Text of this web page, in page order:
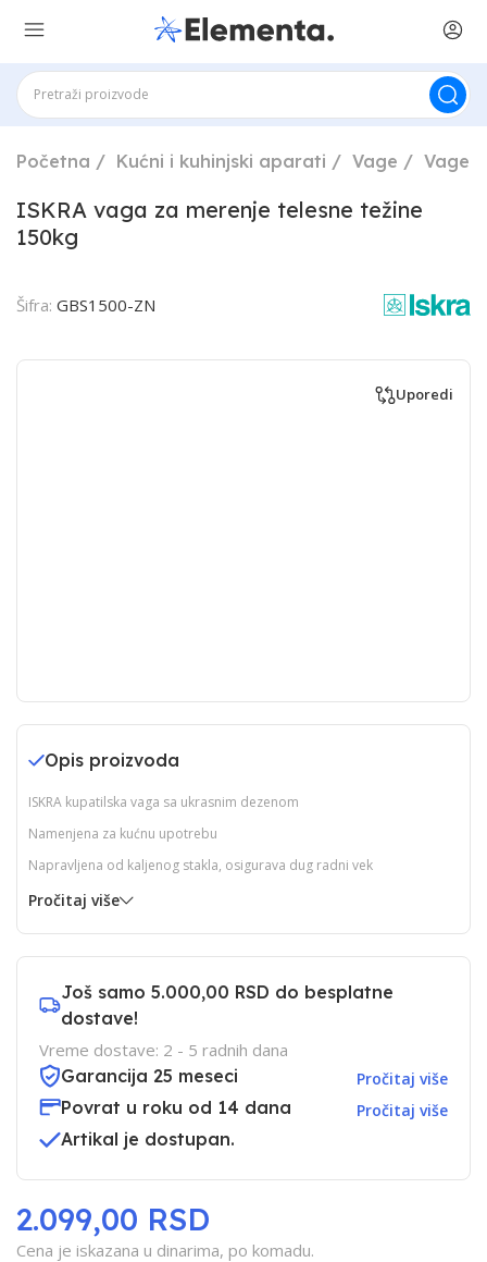
Početna Kućni i kuhinjski aparati Vage Vage
ISKRA vaga za merenje telesne težine
150kg
Šifra: GBS1500-ZN
Uporedi
Opis proizvoda
ISKRA kupatilska vaga sa ukrasnim dezenom
Namenjena za kućnu upotrebu
Napravljena od kaljenog stakla, osigurava dug radni vek
Pročitaj više
Još samo 5.000,00 RSD do besplatne
dostave!
Vreme dostave: 2 - 5 radnih dana
Garancija 25 meseci
Pročitaj više
Povrat u roku od 14 dana Pročitaj više
Artikal je dostupan.
Cena je iskazana u dinarima, po komadu.
2.099,00 RSD